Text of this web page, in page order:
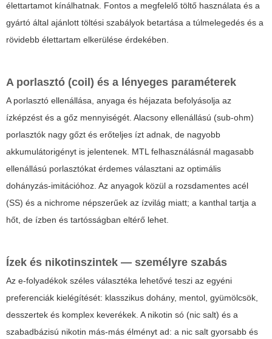
élettartamot kínálhatnak. Fontos a megfelelő töltő használata és a
gyártó által ajánlott töltési szabályok betartása a túlmelegedés és a
rövidebb élettartam elkerülése érdekében.
A porlasztó (coil) és a lényeges paraméterek
A porlasztó ellenállása, anyaga és héjazata befolyásolja az
ízképzést és a gőz mennyiségét. Alacsony ellenállású (sub-ohm)
porlasztók nagy gőzt és erőteljes ízt adnak, de nagyobb
akkumulátorigényt is jelentenek. MTL felhasználásnál magasabb
ellenállású porlasztókat érdemes választani az optimális
dohányzás-imitációhoz. Az anyagok közül a rozsdamentes acél
(SS) és a nichrome népszerűek az ízvilág miatt; a kanthal tartja a
hőt, de ízben és tartósságban eltérő lehet.
Ízek és nikotinszintek — személyre szabás
Az e-folyadékok széles választéka lehetővé teszi az egyéni
preferenciák kielégítését: klasszikus dohány, mentol, gyümölcsök,
desszertek és komplex keverékek. A nikotin só (nic salt) és a
szabadbázisú nikotin más-más élményt ad: a nic salt gyorsabb és